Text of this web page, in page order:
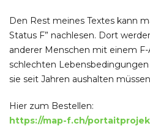
Den Rest meines Textes kann
Status F” nachlesen. Dort
anderer Menschen mit einem
schlechten
sie seit Jahren aushalten
Hier zum Bestellen:
https://map-f.ch/